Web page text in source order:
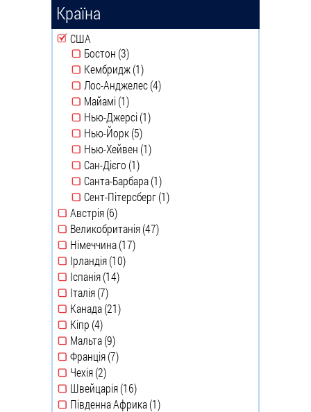
школах
Країна
Remove США filter
США
Бостон (3)
Кембридж (1)
Лос-Анджелес (4)
Майамі (1)
Нью-Джерсі (1)
Нью-Йорк (5)
Нью-Хейвен (1)
Сан-Дієго (1)
Санта-Барбара (1)
Сент-Пітерсберг (1)
Австрія (6)
Великобританія (47)
Німеччина (17)
Ірландія (10)
Іспанія (14)
Італія (7)
Канада (21)
Кіпр (4)
Мальта (9)
Франція (7)
Чехія (2)
Швейцарія (16)
Південна Африка (1)